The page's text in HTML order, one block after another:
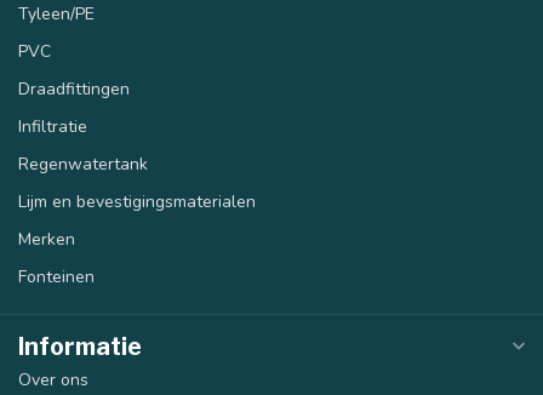
Tyleen/PE
PVC
Draadfittingen
Infiltratie
Regenwatertank
Lijm en bevestigingsmaterialen
Merken
Fonteinen
Informatie
Over ons